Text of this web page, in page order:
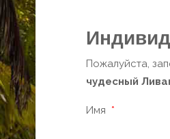
Пожалуйста,
чудесный
Имя *